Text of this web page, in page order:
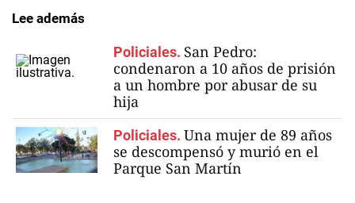
Lee además
Policiales. San Pedro:
condenaron a 10 años de prisión
a un hombre por abusar de su
hija
Policiales. Una mujer de 89 años
se descompensó y murió en el
Parque San Martín